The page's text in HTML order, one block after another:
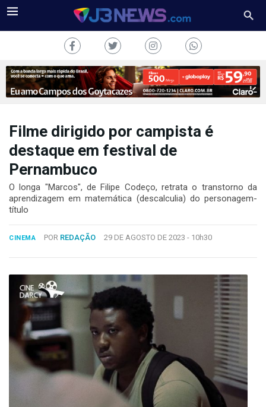
COLUNAS
CONOSCO
2024
Desenvolvido
Hesea
Tecnologia
Sistemas
Filme dirigido por campista é
destaque em festival de
Pernambuco
O longa "Marcos", de Filipe Codeço, retrata o transtorno da
aprendizagem em matemática (descalculia) do personagem-
título
CINEMA POR REDAÇÃO 29 DE AGOSTO DE 2023 - 10h30